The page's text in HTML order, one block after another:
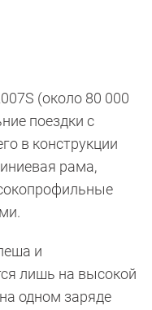
(около 80 000
поездки с
в конструкции
рама,
и
лишь на высокой
одном заряде